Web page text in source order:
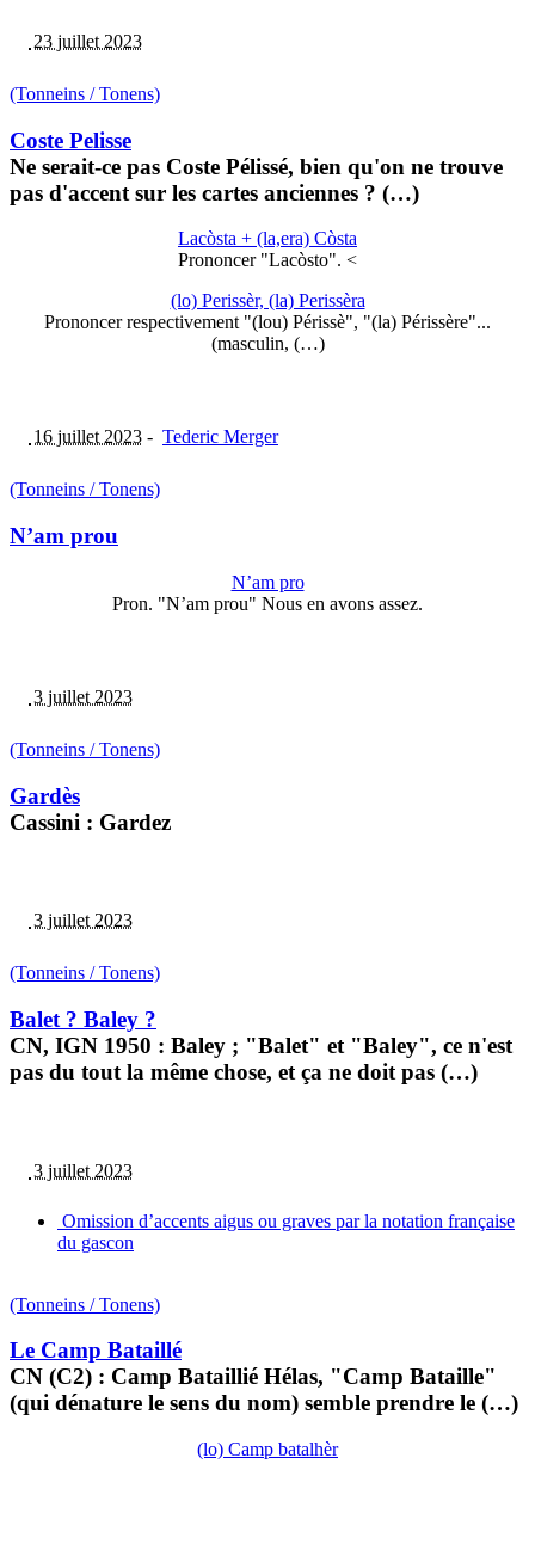
23 juillet 2023
(Tonneins / Tonens)
Coste Pelisse
Ne serait-ce pas Coste Pélissé, bien qu'on ne trouve
pas d'accent sur les cartes anciennes ? (…)
Lacòsta + (la,era) Còsta
Prononcer "Lacòsto". <
(lo) Perissèr, (la) Perissèra
Prononcer respectivement "(lou) Périssè", "(la) Périssère"...
(masculin, (…)
16 juillet 2023 - Tederic Merger
(Tonneins / Tonens)
N’am prou
N’am pro
Pron. "N’am prou" Nous en avons assez.
3 juillet 2023
(Tonneins / Tonens)
Gardès
Cassini : Gardez
3 juillet 2023
(Tonneins / Tonens)
Balet ? Baley ?
CN, IGN 1950 : Baley ; "Balet" et "Baley", ce n'est
pas du tout la même chose, et ça ne doit pas (…)
3 juillet 2023
Omission d’accents aigus ou graves par la notation française
du gascon
(Tonneins / Tonens)
Le Camp Bataillé
CN (C2) : Camp Bataillié Hélas, "Camp Bataille"
(qui dénature le sens du nom) semble prendre le (…)
(lo) Camp batalhèr